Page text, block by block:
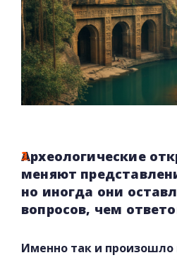
Археологические
меняют
но иногда они
вопросов, чем
Именно так и произошло